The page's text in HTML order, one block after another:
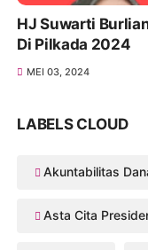
HJ Suwarti
Di Pilkada 2024
MEI 03, 2024
LABELS CLOUD
Akuntabilitas
Asta Cita